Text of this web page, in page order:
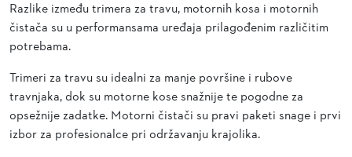
Razlike između trimera za travu, motornih kosa i motornih
čistača su u performansama uređaja prilagođenim različitim
potrebama.
Trimeri za travu su idealni za manje površine i rubove
travnjaka, dok su motorne kose snažnije te pogodne za
opsežnije zadatke. Motorni čistači su pravi paketi snage i prvi
izbor za profesionalce pri održavanju krajolika.